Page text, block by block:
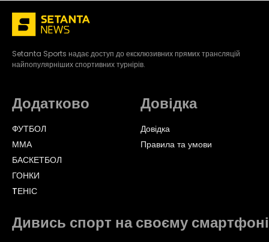
Setanta Sports надає доступ до ексклюзивних прямих трансляцій
найпопулярніших спортивних турнірів.
Додатково
ФУТБОЛ
ММА
БАСКЕТБОЛ
ГОНКИ
TЕНІС
Довідка
Довідка
Правила та умови
Дивись спорт на своєму смартфоні